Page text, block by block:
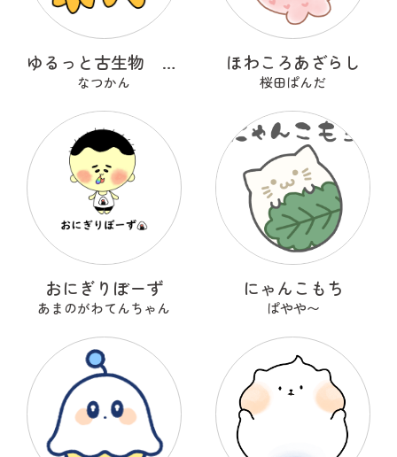
ゆるっと古生物 あのまろかりす
なつかん
ほわころあざらし
桜田ぱんだ
おにぎりぼーず
あまのがわてんちゃん
にゃんこもち
ぱやや〜